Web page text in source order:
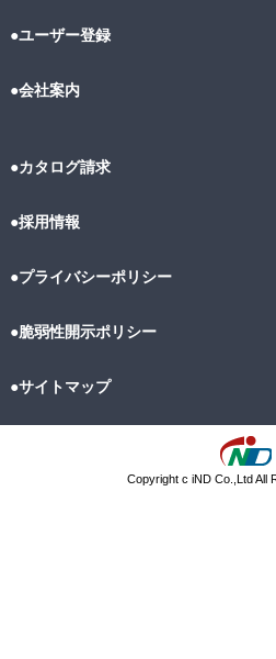
●ユーザー登録
●会社案内
●カタログ請求
●採用情報
●プライバシーポリシー
●脆弱性開示ポリシー
●サイトマップ
Copyright c iND Co.,Ltd All